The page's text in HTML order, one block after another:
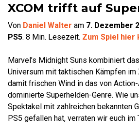
XCOM trifft auf
Von Daniel Walter am 7. Dezember
PS5. 8 Min. Lesezeit. Zum Spiel hier
Marvel’s Midnight Suns kombiniert
Universum mit taktischen Kämpfen im
damit frischen Wind in das von
dominierte Superhelden-Genre. Wie
Spektakel mit zahlreichen bekannten
PS5 gefallen hat, verraten wir euch im